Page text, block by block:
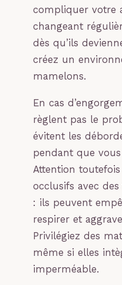
compliquer votre
changeant
dès qu’ils
créez un
mamelons.
En cas
règlent pas le
évitent les
pendant que
Attention
occlusifs avec
: ils peuvent
respirer et
Privilégiez des
même si elles
imperméable.